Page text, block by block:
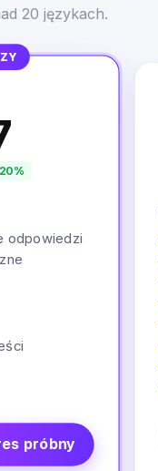
20 językach.
odpowiedzi
próbny